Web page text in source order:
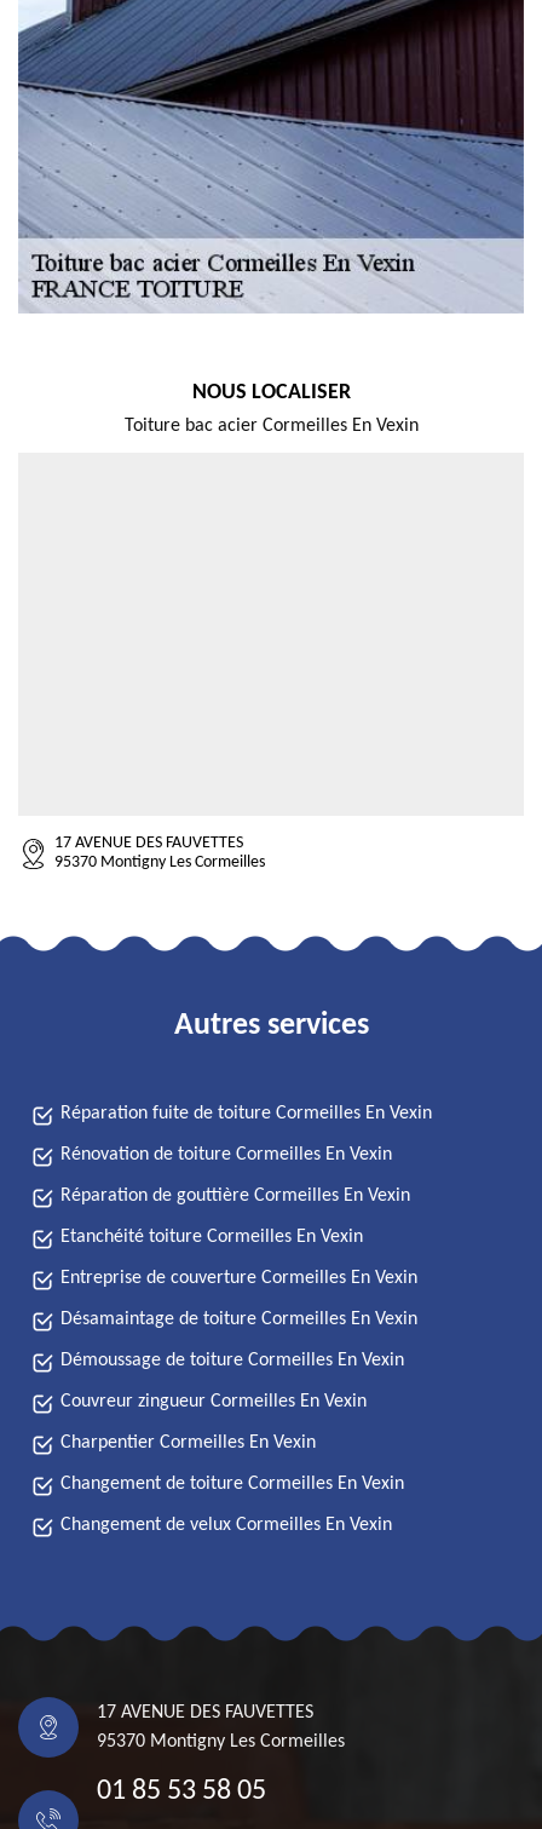
NOUS LOCALISER
Toiture bac acier Cormeilles En Vexin
17 AVENUE DES FAUVETTES
95370 Montigny Les Cormeilles
Autres services
Réparation fuite de toiture Cormeilles En Vexin
Rénovation de toiture Cormeilles En Vexin
Réparation de gouttière Cormeilles En Vexin
Etanchéité toiture Cormeilles En Vexin
Entreprise de couverture Cormeilles En Vexin
Désamaintage de toiture Cormeilles En Vexin
Démoussage de toiture Cormeilles En Vexin
Couvreur zingueur Cormeilles En Vexin
Charpentier Cormeilles En Vexin
Changement de toiture Cormeilles En Vexin
Changement de velux Cormeilles En Vexin
17 AVENUE DES FAUVETTES
95370 Montigny Les Cormeilles
01 85 53 58 05